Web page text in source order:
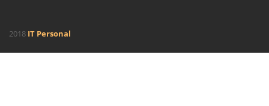
2018 IT Personal